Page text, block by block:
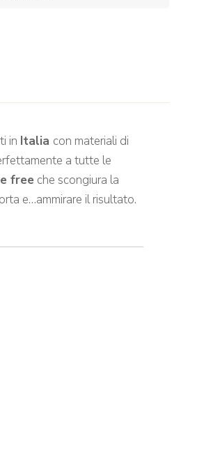
in Italia con materiali di
a tutte le
free che scongiura la
e…ammirare il risultato.